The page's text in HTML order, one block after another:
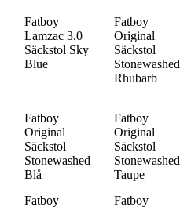
Fatboy
Lamzac 3.0
Säckstol Sky
Blue
Fatboy
Original
Säckstol
Stonewashed
Rhubarb
Fatboy
Original
Säckstol
Stonewashed
Blå
Fatboy
Original
Säckstol
Stonewashed
Taupe
Fatboy
Fatboy